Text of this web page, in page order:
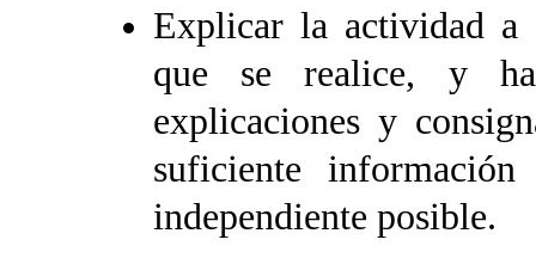
Explicar la actividad a
que se realice, y
explicaciones y
suficiente
independiente posible.